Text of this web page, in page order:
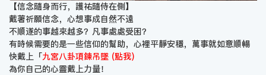
【信念隨身而行，護祐隨侍在側】
戴著祈願信念，心想事成自然不遠
不順遂的事越來越多？凡事處處受困？
有時候需要的是一些信仰的幫助，心裡平靜安穩，萬事就如意順暢
快戴上「九宮八卦項鍊吊墜 (點我)
為你自己的心靈戴上力量！